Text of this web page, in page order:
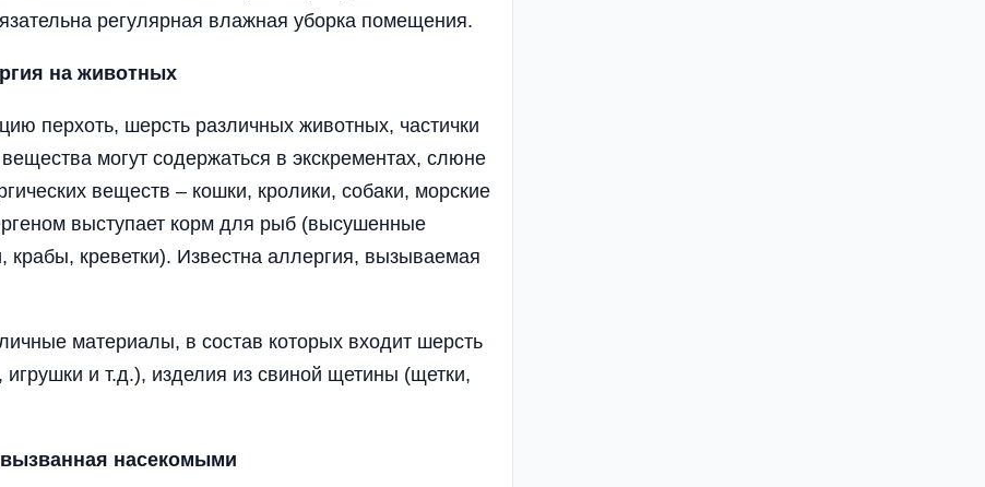
регулярная влажная уборка помещения.
на животных
перхоть, шерсть различных животных, частички
могут содержаться в экскрементах, слюне
веществ – кошки, кролики, собаки, морские
выступает корм для рыб (высушенные
креветки). Известна аллергия, вызываемая
материалы, в состав которых входит шерсть
и т.д.), изделия из свиной щетины (щетки,
насекомыми